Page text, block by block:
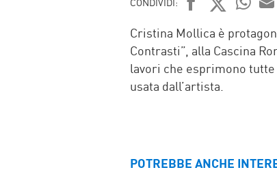
FACEBOOK
Cristina Mollica è
Contrasti”, alla Cascina
lavori che esprimono
usata dall’artista.
POTREBBE ANCHE